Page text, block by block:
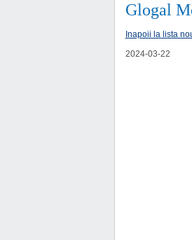
Glogal
Inapoii la lista
2024-03-22